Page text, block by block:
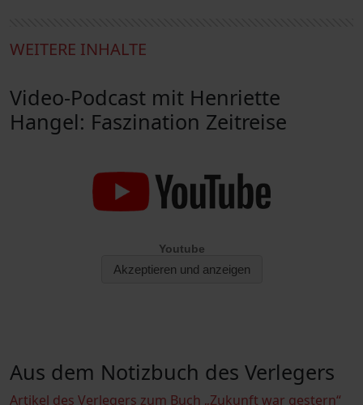
WEITERE INHALTE
Video-Podcast mit Henriette
Hangel: Faszination Zeitreise
Aus dem Notizbuch des Verlegers
Artikel des Verlegers zum Buch „Zukunft war gestern“